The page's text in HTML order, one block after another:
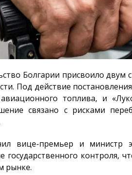
Болгарии присвоило двум
Под действие
топлива, и
связано с рисками
вице-премьер и министр
государственного контроля,
рынке.